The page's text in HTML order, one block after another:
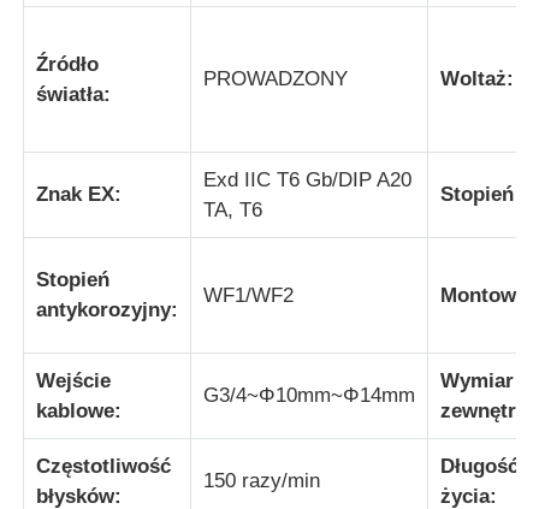
O nas
Wycieczka po fabryce
Skontaktuj się z nami
Poprosić o wycenę
Oświetlenie przeciwwybuchowe
Lampka alarmowa przeciwwybuchowa
Źródło
światła:
PROWADZONY Woltaż:
Znak EX:
Exd IIC T6 Gb/DIP A20
TA, T6
Stopień
Stopień
antykorozyjny:
WF1/WF2
Wejście
kablowe:
G3/4~Φ10mm~Φ14mm
Wymiar
Częstotliwość
błysków:
150 razy/min
Długość
życia: